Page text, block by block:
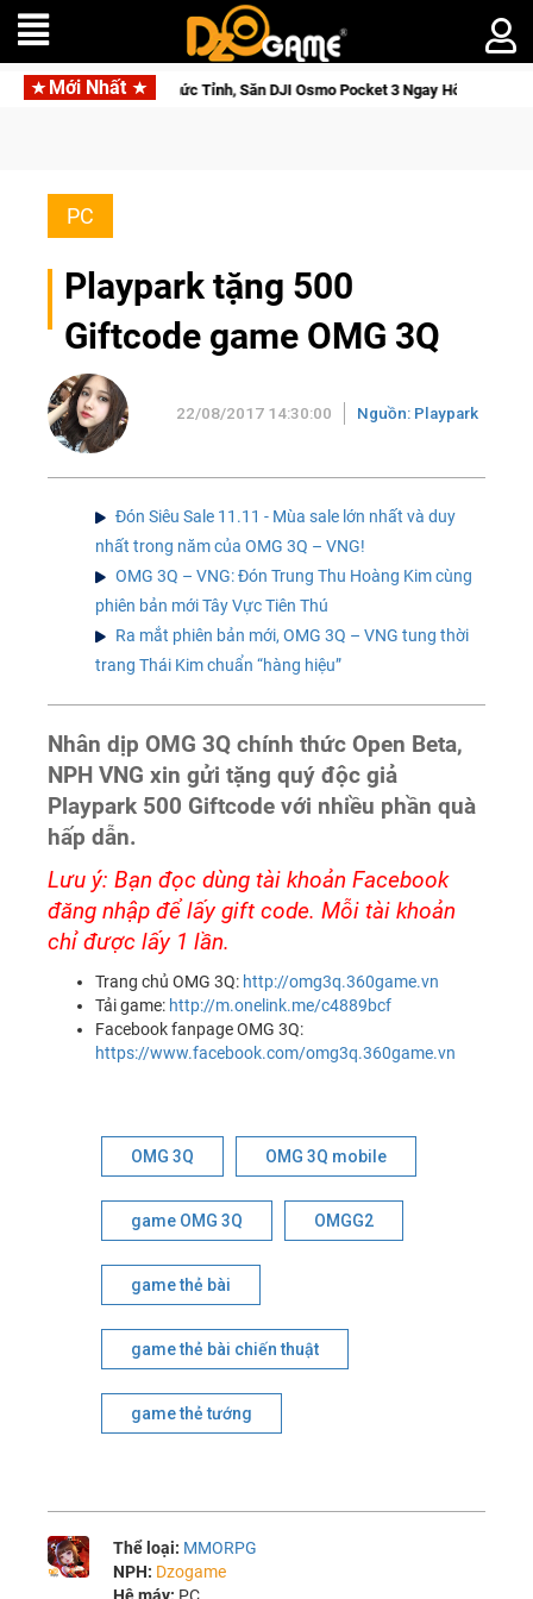
Mới Nhất
Cửu Giới Thức Tỉnh, Săn DJI Osmo Pocket 3 Ngay Hôm Nay
PC
Playpark tặng 500
Giftcode game OMG 3Q
22/08/2017 14:30:00 Nguồn: Playpark
Đón Siêu Sale 11.11 - Mùa sale lớn nhất và duy
nhất trong năm của OMG 3Q – VNG!
OMG 3Q – VNG: Đón Trung Thu Hoàng Kim cùng
phiên bản mới Tây Vực Tiên Thú
Ra mắt phiên bản mới, OMG 3Q – VNG tung thời
trang Thái Kim chuẩn “hàng hiệu”
Nhân dịp OMG 3Q chính thức Open Beta,
NPH VNG xin gửi tặng quý độc giả
Playpark 500 Giftcode với nhiều phần quà
hấp dẫn.
Lưu ý: Bạn đọc dùng tài khoản Facebook
đăng nhập để lấy gift code. Mỗi tài khoản
chỉ được lấy 1 lần.
Trang chủ OMG 3Q: http://omg3q.360game.vn
Tải game: http://m.onelink.me/c4889bcf
Facebook fanpage OMG 3Q:
https://www.facebook.com/omg3q.360game.vn
OMG 3Q OMG 3Q mobile
game OMG 3Q OMGG2
game thẻ bài
game thẻ bài chiến thuật
game thẻ tướng
Thể loại: MMORPG
NPH: Dzogame